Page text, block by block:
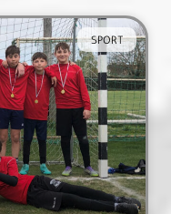
SPORT